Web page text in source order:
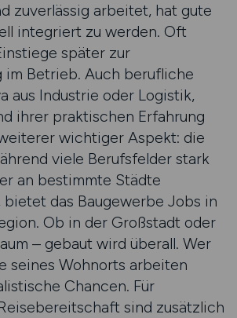
zuverlässig arbeitet, hat gute
integriert zu werden. Oft
später zur
im Betrieb. Auch berufliche
aus Industrie oder Logistik,
ihrer praktischen Erfahrung
wichtiger Aspekt: die
viele Berufsfelder stark
an bestimmte Städte
bietet das Baugewerbe Jobs in
Ob in der Großstadt oder
– gebaut wird überall. Wer
seines Wohnorts arbeiten
Chancen. Für
sind zusätzlich